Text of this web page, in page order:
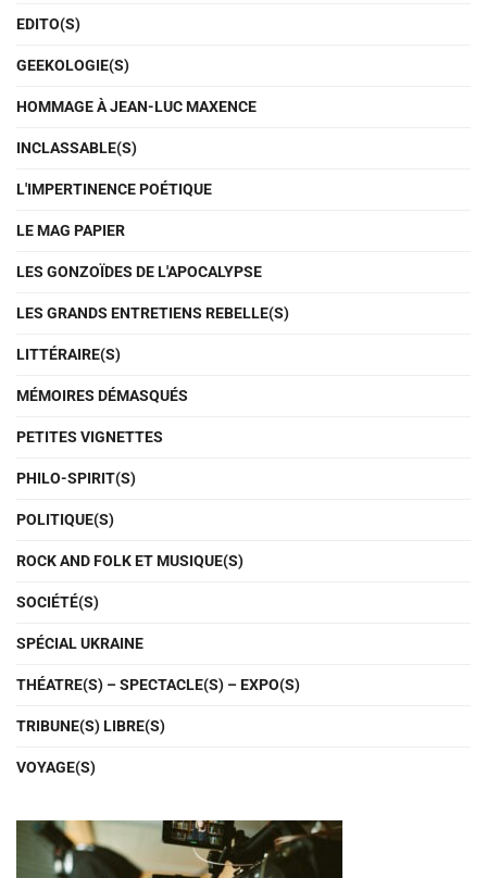
EDITO(S)
GEEKOLOGIE(S)
HOMMAGE À JEAN-LUC MAXENCE
INCLASSABLE(S)
L'IMPERTINENCE POÉTIQUE
LE MAG PAPIER
LES GONZOÏDES DE L'APOCALYPSE
LES GRANDS ENTRETIENS REBELLE(S)
LITTÉRAIRE(S)
MÉMOIRES DÉMASQUÉS
PETITES VIGNETTES
PHILO-SPIRIT(S)
POLITIQUE(S)
ROCK AND FOLK ET MUSIQUE(S)
SOCIÉTÉ(S)
SPÉCIAL UKRAINE
THÉATRE(S) – SPECTACLE(S) – EXPO(S)
TRIBUNE(S) LIBRE(S)
VOYAGE(S)